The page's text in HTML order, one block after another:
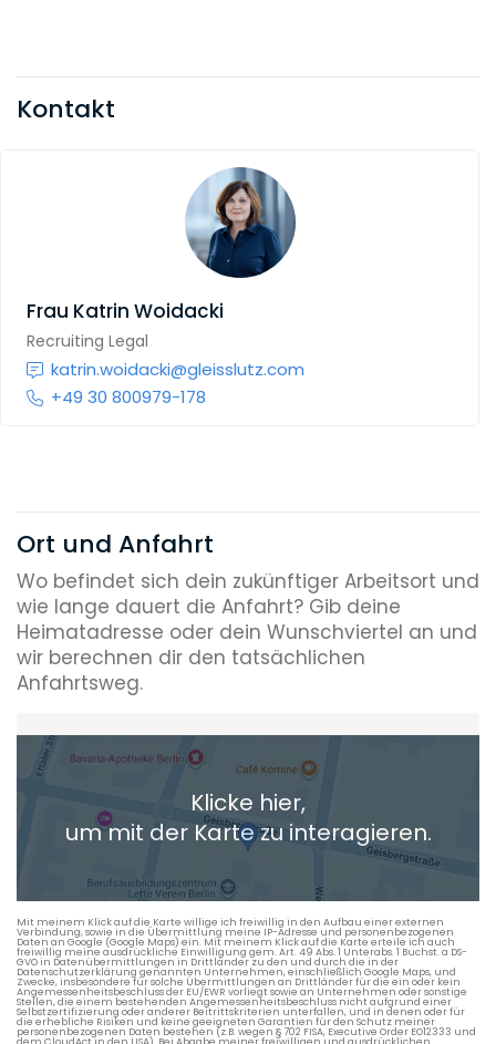
Kontakt
Frau Katrin Woidacki
Recruiting Legal
katrin.woidacki@gleisslutz.com
+49 30 800979-178
Ort und Anfahrt
Wo befindet sich dein zukünftiger Arbeitsort und
wie lange dauert die Anfahrt? Gib deine
Heimatadresse oder dein Wunschviertel an und
wir berechnen dir den tatsächlichen
Anfahrtsweg.
Heimatadresse oder Wunschort
+ Aktuellen Standort hinzufügen
Verkehrsdaten eines typischen Dienstag morgens um 8:30.
Klicke hier,
um mit der Karte zu interagieren.
Mit meinem Klick auf die Karte willige ich freiwillig in den Aufbau einer externen
Verbindung, sowie in die Übermittlung meine IP-Adresse und personenbezogenen
Daten an Google (Google Maps) ein. Mit meinem Klick auf die Karte erteile ich auch
freiwillig meine ausdrückliche Einwilligung gem. Art. 49 Abs. 1 Unterabs. 1 Buchst. a DS-
GVO in Datenübermittlungen in Drittländer zu den und durch die in der
Datenschutzerklärung genannten Unternehmen, einschließlich Google Maps, und
Zwecke, insbesondere für solche Übermittlungen an Drittländer für die ein oder kein
Angemessenheitsbeschluss der EU/EWR vorliegt sowie an Unternehmen oder sonstige
Stellen, die einem bestehenden Angemessenheitsbeschluss nicht aufgrund einer
Selbstzertifizierung oder anderer Beitrittskriterien unterfallen, und in denen oder für
die erhebliche Risiken und keine geeigneten Garantien für den Schutz meiner
personenbezogenen Daten bestehen (z.B. wegen § 702 FISA, Executive Order EO12333 und